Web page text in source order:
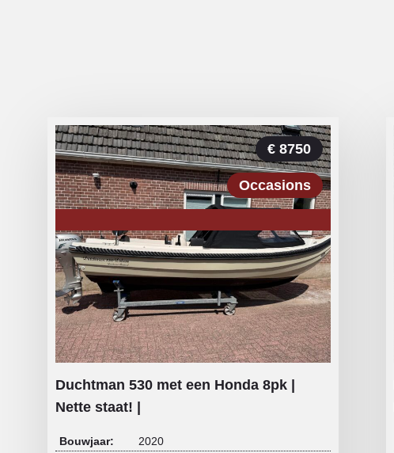
€ 8750
Occasions
Duchtman 530 met een Honda 8pk |
Nette staat! |
Bouwjaar: 2020